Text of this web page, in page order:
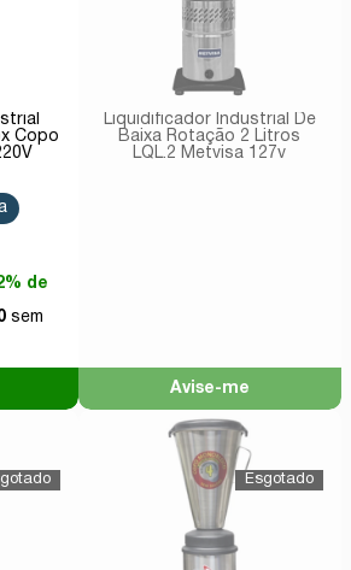
Copo
de
Liquidificador Industrial De
Baixa Rotação 2 Litros
LQL.2 Metvisa 127v
Avise-me